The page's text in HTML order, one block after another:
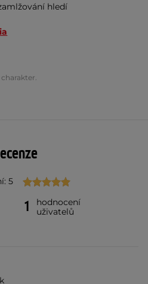
hledí
5
1
hodnocení
uživatelů